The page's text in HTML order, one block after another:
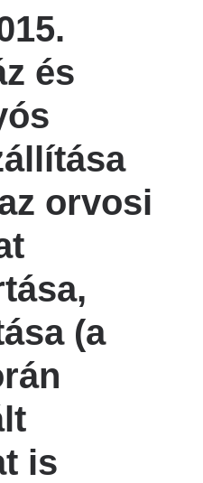
és
orvosi
(a
is